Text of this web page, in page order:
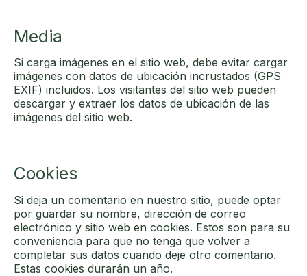
Media
Si carga imágenes en el sitio web, debe evitar cargar
imágenes con datos de ubicación incrustados (GPS
EXIF) incluidos. Los visitantes del sitio web pueden
descargar y extraer los datos de ubicación de las
imágenes del sitio web.
Cookies
Si deja un comentario en nuestro sitio, puede optar
por guardar su nombre, dirección de correo
electrónico y sitio web en cookies. Estos son para su
conveniencia para que no tenga que volver a
completar sus datos cuando deje otro comentario.
Estas cookies durarán un año.